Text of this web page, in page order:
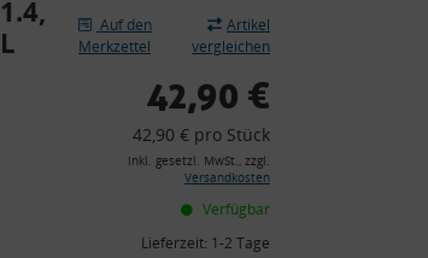
Auf den
Merkzettel
Artikel
vergleichen
42,90 €
42,90 € pro Stück
inkl. gesetzl. MwSt., zzgl.
Versandkosten
Verfügbar
Lieferzeit: 1-2 Tage